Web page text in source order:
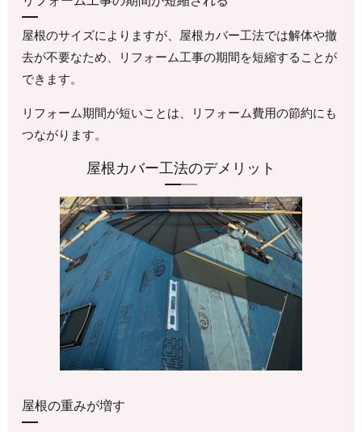
屋根のサイズによりますが、屋根カバー工法では解体や撤
去が不要なため、リフォーム工事の期間を短縮することが
できます。
リフォーム期間が短いことは、リフォーム費用の節約にも
つながります。
屋根カバー工法のデメリット
屋根の重みが増す